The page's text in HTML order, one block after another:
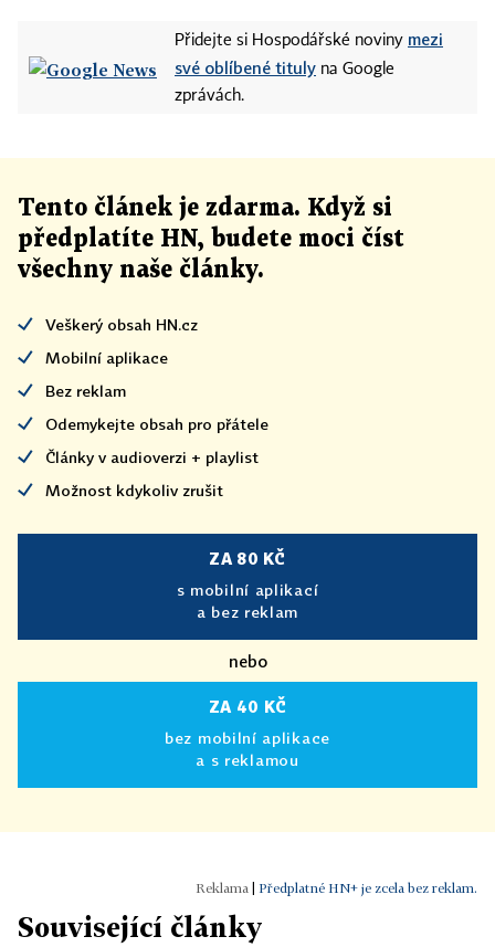
Přidejte si Hospodářské noviny mezi
své oblíbené tituly na Google
zprávách.
Tento článek je zdarma. Když si
předplatíte HN, budete moci číst
všechny naše články.
Veškerý obsah HN.cz
Mobilní aplikace
Bez reklam
Odemykejte obsah pro přátele
Články v audioverzi + playlist
Možnost kdykoliv zrušit
ZA 80 KČ
s mobilní aplikací
a bez reklam
nebo
ZA 40 KČ
bez mobilní aplikace
a s reklamou
Předplatné HN+ je zcela bez reklam.
Související články